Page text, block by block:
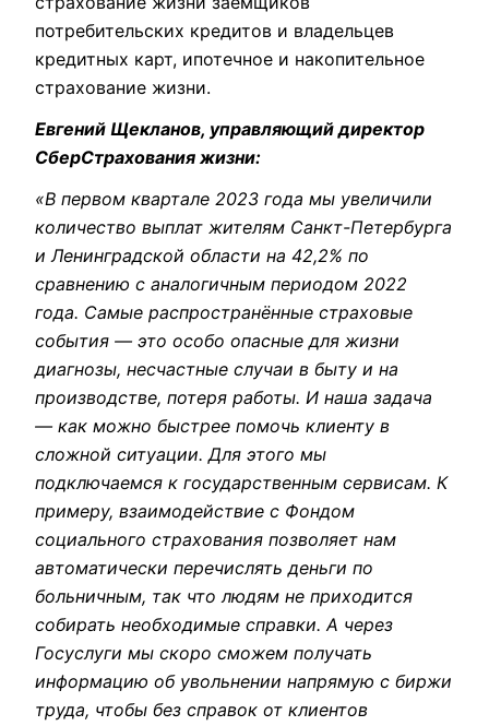
потребительских кредитов и владельцев
кредитных карт, ипотечное и накопительное
страхование жизни.
Евгений Щекланов, управляющий директор
СберСтрахования жизни:
«В первом квартале 2023 года мы увеличили
количество выплат жителям Санкт-Петербурга
и Ленинградской области на 42,2% по
сравнению с аналогичным периодом 2022
года. Самые распространённые страховые
события — это особо опасные для жизни
диагнозы, несчастные случаи в быту и на
производстве, потеря работы. И наша задача
— как можно быстрее помочь клиенту в
сложной ситуации. Для этого мы
подключаемся к государственным сервисам. К
примеру, взаимодействие с Фондом
социального страхования позволяет нам
автоматически перечислять деньги по
больничным, так что людям не приходится
собирать необходимые справки. А через
Госуслуги мы скоро сможем получать
информацию об увольнении напрямую с биржи
труда, чтобы без справок от клиентов